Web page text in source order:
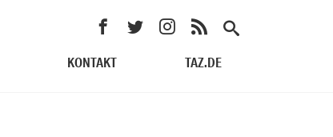
KONTAKT TAZ.DE